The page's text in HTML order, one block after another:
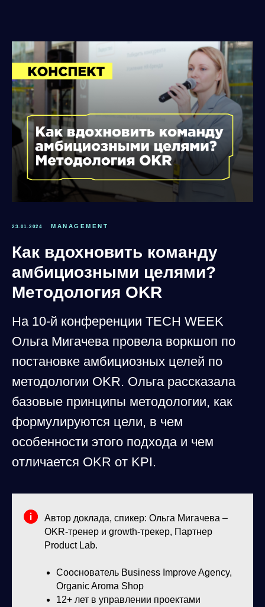
23.01.2024 MANAGEMENT
Как вдохновить команду
амбициозными целями?
Методология OKR
На 10-й конференции TECH WEEK
Ольга Мигачева провела воркшоп по
постановке амбициозных целей по
методологии OKR. Ольга рассказала
базовые принципы методологии, как
формулируются цели, в чем
особенности этого подхода и чем
отличается OKR от KPI.
Автор доклада, спикер: Ольга Мигачева –
OKR-тренер и growth-трекер, Партнер
Product Lab.
Сооснователь Business Improve Agency,
Organic Aroma Shop
12+ лет в управлении проектами